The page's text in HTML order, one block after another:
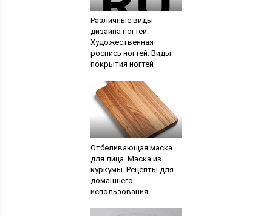
Различные виды
дизайна ногтей.
Художественная
роспись ногтей. Виды
покрытия ногтей
Отбеливающая маска
для лица. Маска из
куркумы. Рецепты для
домашнего
использования